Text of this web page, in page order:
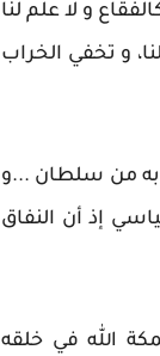
و لا علم لنا
و تخفي الخراب
به من سلطان ...و
إذ أن النفاق
الله في خلقه